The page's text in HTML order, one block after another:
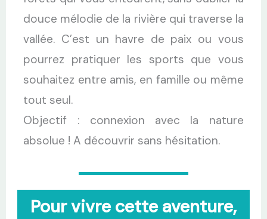
douce mélodie de la rivière qui traverse la
vallée. C’est un havre de paix ou vous
pourrez pratiquer les sports que vous
souhaitez entre amis, en famille ou même
tout seul.
Objectif : connexion avec la nature
absolue ! A découvrir sans hésitation.
Pour vivre cette aventure,